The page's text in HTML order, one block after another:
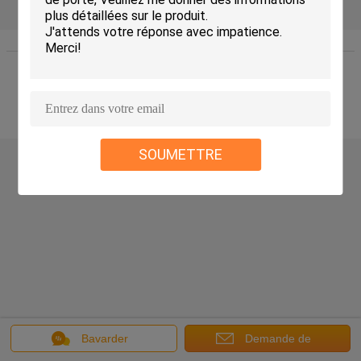
SOUMETTRE
Bavarder Demande de
Accueil |A propos de nous Plan du site